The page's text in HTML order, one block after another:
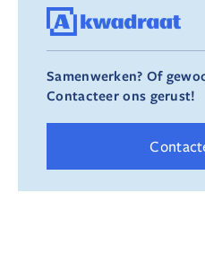
Samenwerken? Of
Contacteer ons gerust!